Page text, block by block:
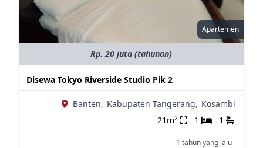
Apartemen
Rp. 20 juta (tahunan)
Disewa Tokyo Riverside Studio Pik 2
Banten, Kabupaten Tangerang, Kosambi
21m2 1 1
1 tahun yang lalu